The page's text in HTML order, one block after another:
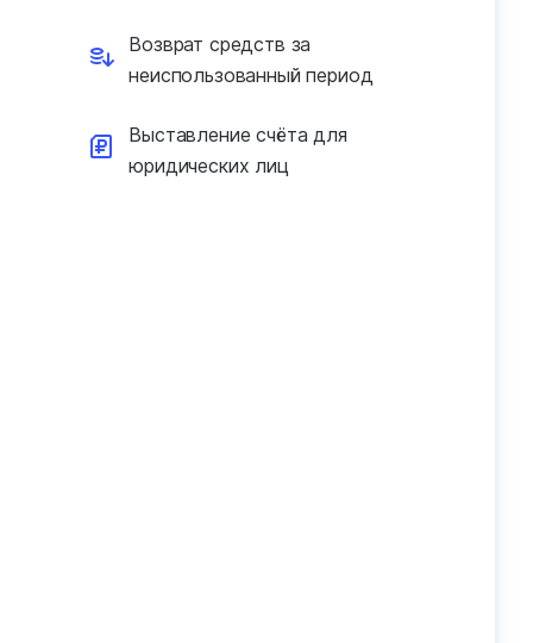
Возврат средств за
неиспользованный период
Выставление счёта для
юридических лиц